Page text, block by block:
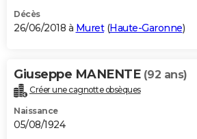
Décès
26/06/2018 à Muret(Haute-Garonne)
Giuseppe MANENTE (92 ans)
Créer une cagnotte obsèques
Naissance
05/08/1924